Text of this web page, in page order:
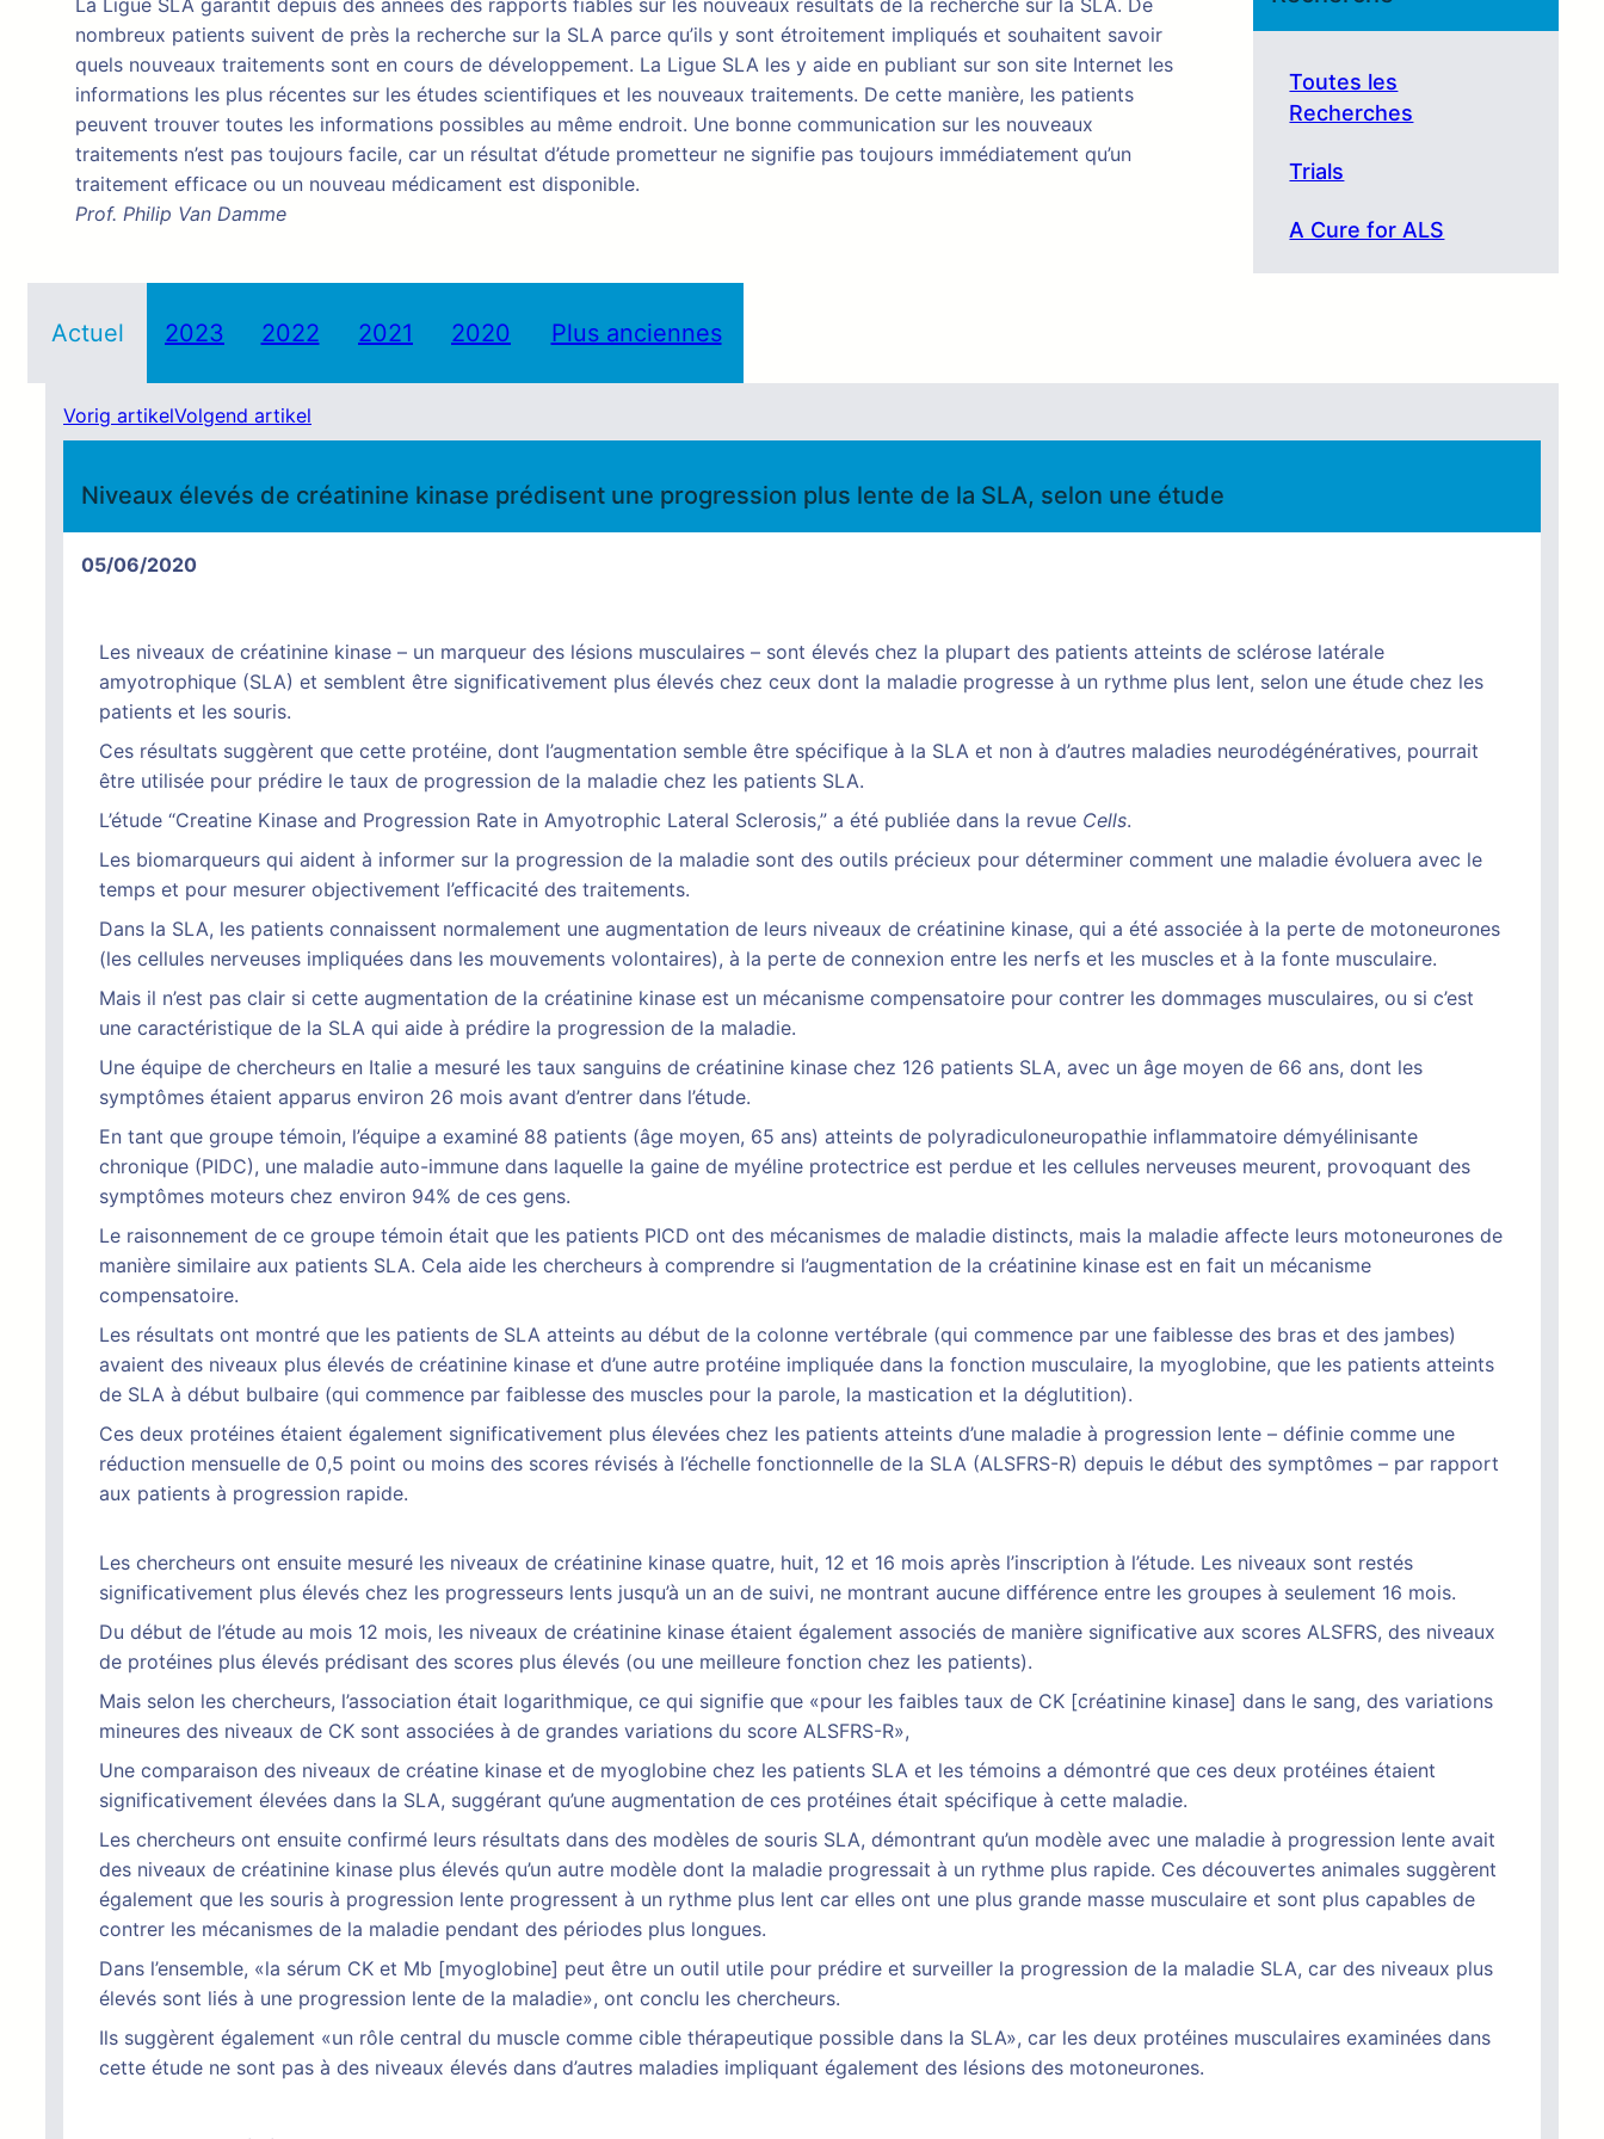
La Ligue SLA garantit depuis des années des rapports fiables sur les nouveaux résultats de la recherche sur la SLA. De
nombreux patients suivent de près la recherche sur la SLA parce qu’ils y sont étroitement impliqués et souhaitent savoir
quels nouveaux traitements sont en cours de développement. La Ligue SLA les y aide en publiant sur son site Internet les
informations les plus récentes sur les études scientifiques et les nouveaux traitements. De cette manière, les patients
peuvent trouver toutes les informations possibles au même endroit. Une bonne communication sur les nouveaux
traitements n’est pas toujours facile, car un résultat d’étude prometteur ne signifie pas toujours immédiatement qu’un
traitement efficace ou un nouveau médicament est disponible.
Prof. Philip Van Damme
Toutes les
Recherches
Trials
A Cure for ALS
Actuel 2023 2022 2021 2020 Plus anciennes
Vorig artikelVolgend artikel
Niveaux élevés de créatinine kinase prédisent une progression plus lente de la SLA, selon une étude
05/06/2020
Les niveaux de créatinine kinase – un marqueur des lésions musculaires – sont élevés chez la plupart des patients atteints de sclérose latérale
amyotrophique (SLA) et semblent être significativement plus élevés chez ceux dont la maladie progresse à un rythme plus lent, selon une étude chez les
patients et les souris.
Ces résultats suggèrent que cette protéine, dont l’augmentation semble être spécifique à la SLA et non à d’autres maladies neurodégénératives, pourrait
être utilisée pour prédire le taux de progression de la maladie chez les patients SLA.
L’étude “Creatine Kinase and Progression Rate in Amyotrophic Lateral Sclerosis,” a été publiée dans la revue Cells.
Les biomarqueurs qui aident à informer sur la progression de la maladie sont des outils précieux pour déterminer comment une maladie évoluera avec le
temps et pour mesurer objectivement l’efficacité des traitements.
Dans la SLA, les patients connaissent normalement une augmentation de leurs niveaux de créatinine kinase, qui a été associée à la perte de motoneurones
(les cellules nerveuses impliquées dans les mouvements volontaires), à la perte de connexion entre les nerfs et les muscles et à la fonte musculaire.
Mais il n’est pas clair si cette augmentation de la créatinine kinase est un mécanisme compensatoire pour contrer les dommages musculaires, ou si c’est
une caractéristique de la SLA qui aide à prédire la progression de la maladie.
Une équipe de chercheurs en Italie a mesuré les taux sanguins de créatinine kinase chez 126 patients SLA, avec un âge moyen de 66 ans, dont les
symptômes étaient apparus environ 26 mois avant d’entrer dans l’étude.
En tant que groupe témoin, l’équipe a examiné 88 patients (âge moyen, 65 ans) atteints de polyradiculoneuropathie inflammatoire démyélinisante
chronique (PIDC), une maladie auto-immune dans laquelle la gaine de myéline protectrice est perdue et les cellules nerveuses meurent, provoquant des
symptômes moteurs chez environ 94% de ces gens.
Le raisonnement de ce groupe témoin était que les patients PICD ont des mécanismes de maladie distincts, mais la maladie affecte leurs motoneurones de
manière similaire aux patients SLA. Cela aide les chercheurs à comprendre si l’augmentation de la créatinine kinase est en fait un mécanisme
compensatoire.
Les résultats ont montré que les patients de SLA atteints au début de la colonne vertébrale (qui commence par une faiblesse des bras et des jambes)
avaient des niveaux plus élevés de créatinine kinase et d’une autre protéine impliquée dans la fonction musculaire, la myoglobine, que les patients atteints
de SLA à début bulbaire (qui commence par faiblesse des muscles pour la parole, la mastication et la déglutition).
Ces deux protéines étaient également significativement plus élevées chez les patients atteints d’une maladie à progression lente – définie comme une
réduction mensuelle de 0,5 point ou moins des scores révisés à l’échelle fonctionnelle de la SLA (ALSFRS-R) depuis le début des symptômes – par rapport
aux patients à progression rapide.
Les chercheurs ont ensuite mesuré les niveaux de créatinine kinase quatre, huit, 12 et 16 mois après l’inscription à l’étude. Les niveaux sont restés
significativement plus élevés chez les progresseurs lents jusqu’à un an de suivi, ne montrant aucune différence entre les groupes à seulement 16 mois.
Du début de l’étude au mois 12 mois, les niveaux de créatinine kinase étaient également associés de manière significative aux scores ALSFRS, des niveaux
de protéines plus élevés prédisant des scores plus élevés (ou une meilleure fonction chez les patients).
Mais selon les chercheurs, l’association était logarithmique, ce qui signifie que «pour les faibles taux de CK [créatinine kinase] dans le sang, des variations
mineures des niveaux de CK sont associées à de grandes variations du score ALSFRS-R»,
Une comparaison des niveaux de créatine kinase et de myoglobine chez les patients SLA et les témoins a démontré que ces deux protéines étaient
significativement élevées dans la SLA, suggérant qu’une augmentation de ces protéines était spécifique à cette maladie.
Les chercheurs ont ensuite confirmé leurs résultats dans des modèles de souris SLA, démontrant qu’un modèle avec une maladie à progression lente avait
des niveaux de créatinine kinase plus élevés qu’un autre modèle dont la maladie progressait à un rythme plus rapide. Ces découvertes animales suggèrent
également que les souris à progression lente progressent à un rythme plus lent car elles ont une plus grande masse musculaire et sont plus capables de
contrer les mécanismes de la maladie pendant des périodes plus longues.
Dans l’ensemble, «la sérum CK et Mb [myoglobine] peut être un outil utile pour prédire et surveiller la progression de la maladie SLA, car des niveaux plus
élevés sont liés à une progression lente de la maladie», ont conclu les chercheurs.
Ils suggèrent également «un rôle central du muscle comme cible thérapeutique possible dans la SLA», car les deux protéines musculaires examinées dans
cette étude ne sont pas à des niveaux élevés dans d’autres maladies impliquant également des lésions des motoneurones.